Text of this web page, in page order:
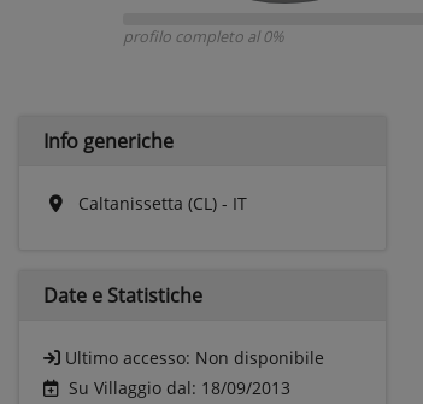
profilo completo al 0%
Info generiche
Caltanissetta (CL) - IT
Date e Statistiche
Ultimo accesso: Non disponibile
Su Villaggio dal: 18/09/2013